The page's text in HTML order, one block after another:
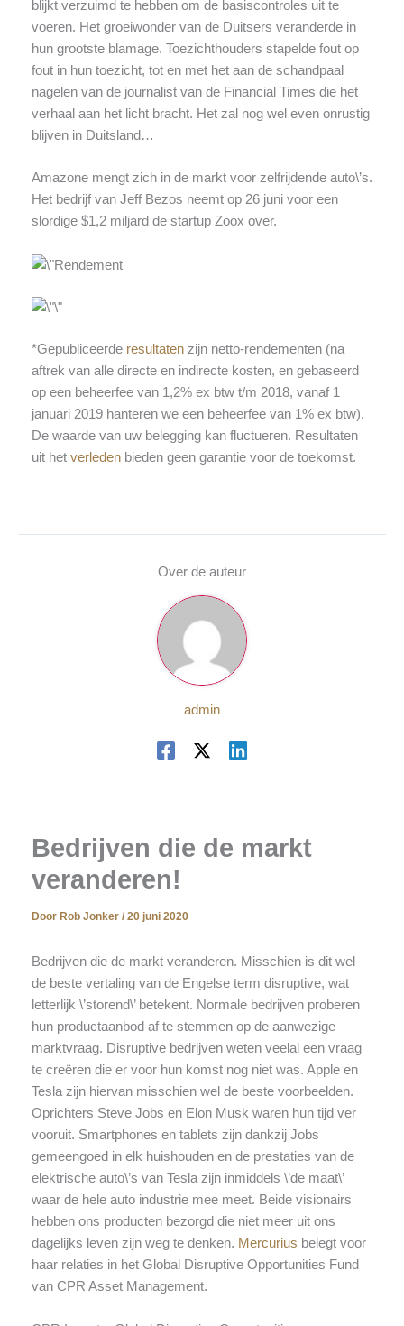
blijkt verzuimd te hebben om de basiscontroles uit te
voeren. Het groeiwonder van de Duitsers veranderde in
hun grootste blamage. Toezichthouders stapelde fout op
fout in hun toezicht, tot en met het aan de schandpaal
nagelen van de journalist van de Financial Times die het
verhaal aan het licht bracht. Het zal nog wel even onrustig
blijven in Duitsland…
Amazone mengt zich in de markt voor zelfrijdende auto\’s.
Het bedrijf van Jeff Bezos neemt op 26 juni voor een
slordige $1,2 miljard de startup Zoox over.
*Gepubliceerde resultatenzijn netto-rendementen (na
aftrek van alle directe en indirecte kosten, en gebaseerd
op een beheerfee van 1,2% ex btw t/m 2018, vanaf 1
januari 2019 hanteren we een beheerfee van 1% ex btw).
De waarde van uw belegging kan fluctueren. Resultaten
uit het verledenbieden geen garantie voor de toekomst.
Over de auteur
admin
Bedrijven die de markt
veranderen!
Door Rob Jonker / 20 juni 2020
Bedrijven die de markt veranderen. Misschien is dit wel
de beste vertaling van de Engelse term disruptive, wat
letterlijk \’storend\’ betekent. Normale bedrijven proberen
hun productaanbod af te stemmen op de aanwezige
marktvraag. Disruptive bedrijven weten veelal een vraag
te creëren die er voor hun komst nog niet was. Apple en
Tesla zijn hiervan misschien wel de beste voorbeelden.
Oprichters Steve Jobs en Elon Musk waren hun tijd ver
vooruit. Smartphones en tablets zijn dankzij Jobs
gemeengoed in elk huishouden en de prestaties van de
elektrische auto\’s van Tesla zijn inmiddels \’de maat\’
waar de hele auto industrie mee meet. Beide visionairs
hebben ons producten bezorgd die niet meer uit ons
dagelijks leven zijn weg te denken. Mercurius belegt voor
haar relaties in het Global Disruptive Opportunities Fund
van CPR Asset Management.